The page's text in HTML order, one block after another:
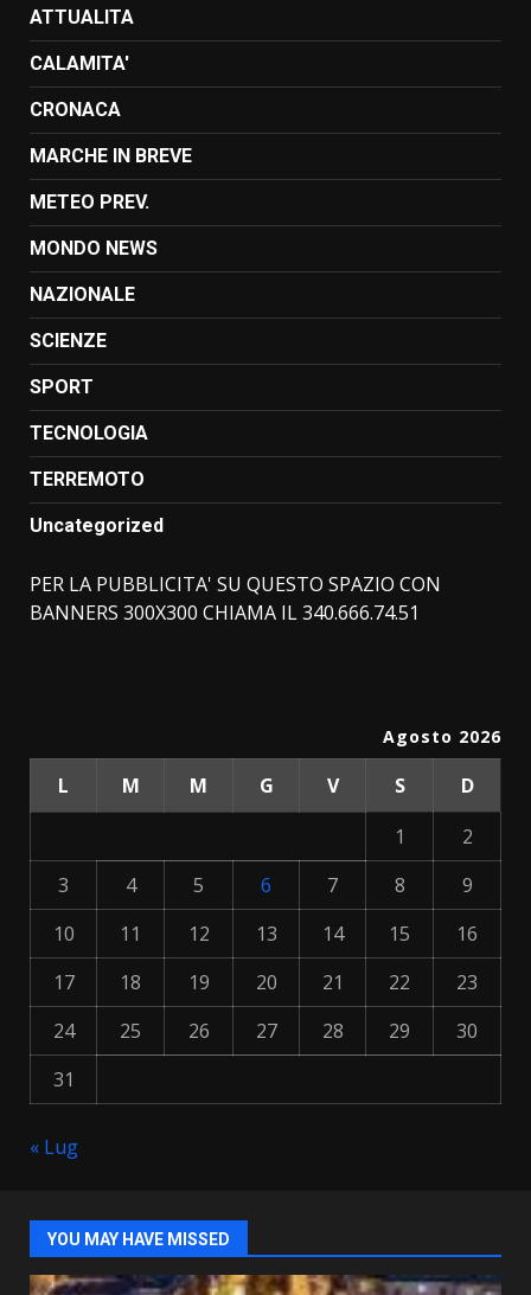
ATTUALITA
CALAMITA'
CRONACA
MARCHE IN BREVE
METEO PREV.
MONDO NEWS
NAZIONALE
SCIENZE
SPORT
TECNOLOGIA
TERREMOTO
Uncategorized
PER LA PUBBLICITA' SU QUESTO SPAZIO CON
BANNERS 300X300 CHIAMA IL 340.666.74.51
Agosto 2026
L M M G V S
D
1
2
3
4 5 6 7 8
9
10
11 12 13 14 15
16
17
18 19 20 21 22
23
24
25 26 27 28 29
30
31
« Lug
YOU MAY HAVE MISSED